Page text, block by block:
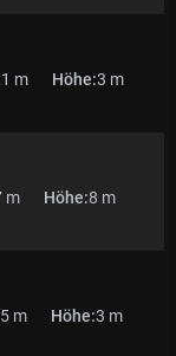
m Höhe:3 m
m Höhe:8 m
m Höhe:3 m